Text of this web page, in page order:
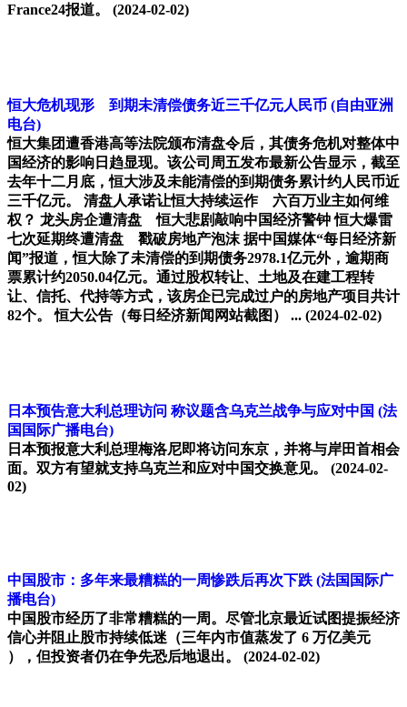
France24报道。 (2024-02-02)
恒大危机现形 到期未清偿债务近三千亿元人民币 (自由亚洲
电台)
恒大集团遭香港高等法院颁布清盘令后，其债务危机对整体中
国经济的影响日趋显现。该公司周五发布最新公告显示，截至
去年十二月底，恒大涉及未能清偿的到期债务累计约人民币近
三千亿元。 清盘人承诺让恒大持续运作 六百万业主如何维
权？ 龙头房企遭清盘 恒大悲剧敲响中国经济警钟 恒大爆雷
七次延期终遭清盘 戳破房地产泡沫 据中国媒体“每日经济新
闻”报道，恒大除了未清偿的到期债务2978.1亿元外，逾期商
票累计约2050.04亿元。通过股权转让、土地及在建工程转
让、信托、代持等方式，该房企已完成过户的房地产项目共计
82个。 恒大公告（每日经济新闻网站截图） ... (2024-02-02)
日本预告意大利总理访问 称议题含乌克兰战争与应对中国 (法
国国际广播电台)
日本预报意大利总理梅洛尼即将访问东京，并将与岸田首相会
面。双方有望就支持乌克兰和应对中国交换意见。 (2024-02-
02)
中国股市：多年来最糟糕的一周惨跌后再次下跌 (法国国际广
播电台)
中国股市经历了非常糟糕的一周。尽管北京最近试图提振经济
信心并阻止股市持续低迷（三年内市值蒸发了 6 万亿美元
），但投资者仍在争先恐后地退出。 (2024-02-02)